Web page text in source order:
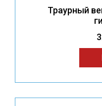
Траурный